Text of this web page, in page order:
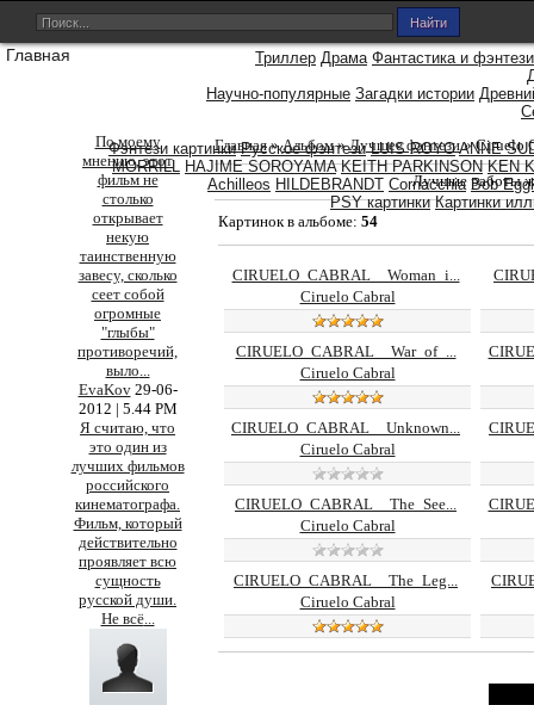
Главная Триллер Драма Фантастика и фэнтези
Научно-популярные Загадки истории
Фэнтези картинки Русское фэнтези LUIS ROYO ANNE
MORRILL HAJIME SOROYAMA KEITH PARKINSON KEN
Achilleos HILDEBRANDT Cornacchia Bob
PSY картинки Картинки
По моему
мнению, этот
фильм не
столько
открывает
некую
таинственную
завесу, сколько
сеет собой
огромные
"глыбы"
противоречий,
выло...
EvaKov 29-06-
2012 | 5.44 PM
Я считаю, что
это один из
лучших фильмов
российского
кинематографа.
Фильм, который
действительно
проявляет всю
сущность
русской души.
Не всё...
Главная»Альбом»Лучшее фэнтези» Ciruelo
Лучшие работы
Картинок в альбоме: 54
CIRUELO_CABRAL__Woman_i...
Ciruelo Cabral
CIRUELO_CABRAL__War_of_...
Ciruelo Cabral
CIRUELO_CABRAL__Unknown...
Ciruelo Cabral
CIRUELO_CABRAL__The_See...
Ciruelo Cabral
CIRUELO_CABRAL__The_Leg...
Ciruelo Cabral